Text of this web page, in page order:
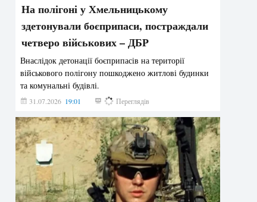
На полігоні у Хмельницькому
здетонували боєприпаси, постраждали
четверо військових – ДБР
Внаслідок детонації боєприпасів на території
військового полігону пошкоджено житлові будинки
та комунальні будівлі.
31.07.2026 19:01 188 Переглядів